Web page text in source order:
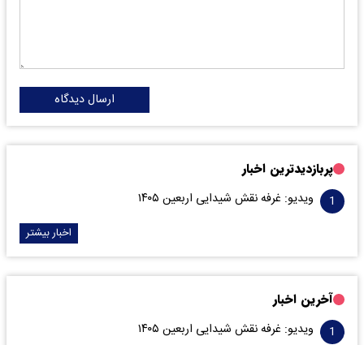
ارسال دیدگاه
پربازدیدترین اخبار
ویدیو: غرفه نقش شیدایی اربعین ۱۴۰۵
اخبار بیشتر
آخرین اخبار
ویدیو: غرفه نقش شیدایی اربعین ۱۴۰۵